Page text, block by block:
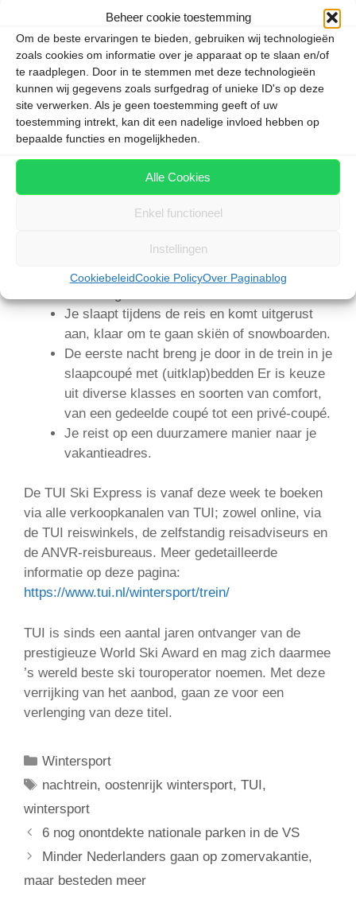
Beheer cookie toestemming
Om de beste ervaringen te bieden, gebruiken wij technologieën
zoals cookies om informatie over je apparaat op te slaan en/of
te raadplegen. Door in te stemmen met deze technologieën
kunnen wij gegevens zoals surfgedrag of unieke ID's op deze
site verwerken. Als je geen toestemming geeft of uw
toestemming intrekt, kan dit een nadelige invloed hebben op
bepaalde functies en mogelijkheden.
Alle Cookies
Enkel functioneel
Instellingen
CookiebeleidCookie PolicyOver Paginablog
rijdt via Utrecht dan rechtstreeks door naar
Oostenrijk. De trein komt bij Wörgl Oostenrijk
binnen en splitst zich daar in een route naar Tirol en
naar het Salzburgerland, waarna de trein bij diverse
populaire wintersportplaatsen stopt.
Je vertrekt op vrijdagavond en wordt
want de skipas is inbegrepen bij de
wintersportreizen van TUI. Per trein op wintersport
gaan heeft grote voordelen:
Alle bagage gaat mee zonder extra kosten
Je bent met elkaar relaxed en gezellig
Je slaapt tijdens de reis en komt uitgerust
aan, klaar om te gaan skiën of snowboarden.
De eerste nacht breng je door in de trein in je
slaapcoupé met (uitklap)bedden Er is keuze
uit diverse klasses en soorten van comfort,
van een gedeelde coupé tot een privé-coupé.
Je reist op een duurzamere manier naar je
vakantieadres.
De TUI Ski Express is vanaf deze week te boeken
via alle verkoopkanalen van TUI; zowel online, via
de TUI reiswinkels, de zelfstandig reisadviseurs en
de ANVR-reisbureaus. Meer gedetailleerde
informatie op deze pagina:
https://www.tui.nl/wintersport/trein/
TUI is sinds een aantal jaren ontvanger van de
prestigieuze World Ski Award en mag zich daarmee
’s wereld beste ski touroperator noemen. Met deze
verrijking van het aanbod, gaan ze voor een
verlenging van deze titel.
Categorieën
Wintersport
Tags
nachtrein,oostenrijk wintersport,TUI,
wintersport
6 nog onontdekte nationale parken in de VS
Minder Nederlanders gaan op zomervakantie,
maar besteden meer